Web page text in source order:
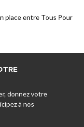
place entre Tous Pour
donnez votre
à nos